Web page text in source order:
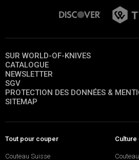
SUR WORLD-OF-KNIVES
CATALOGUE
NEWSLETTER
SGV
PROTECTION DES DONNÉES &
SITEMAP
Tout pour couper
Couteau Suisse
Culture